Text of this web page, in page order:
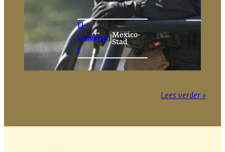
El
Universa
l
Mexico-
Stad
Lees verder »